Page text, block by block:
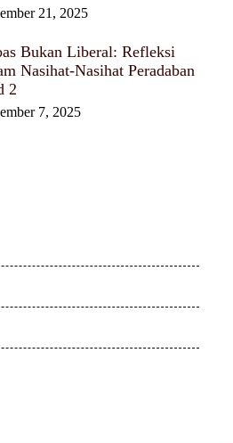
21, 2025
Bukan Liberal: Refleksi
Nasihat-Nasihat Peradaban
2
7, 2025